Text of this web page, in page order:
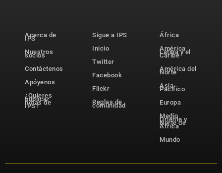
Acerca de
IPS
Nuestros
socios
Contáctenos
Apóyenos
¿Quieres
publicar
notas de
IPS?
Sigue a IPS
Inicio
Twitter
Facebook
Flickr
Reglas de
comunidad
África
América
Latina y el
Caribe
América del
Norte
Asia-
Pacífico
Europa
Medio
Oriente y
Norte de
África
Mundo